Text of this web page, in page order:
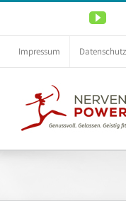
Zum
springen
Impressum Datenschutz